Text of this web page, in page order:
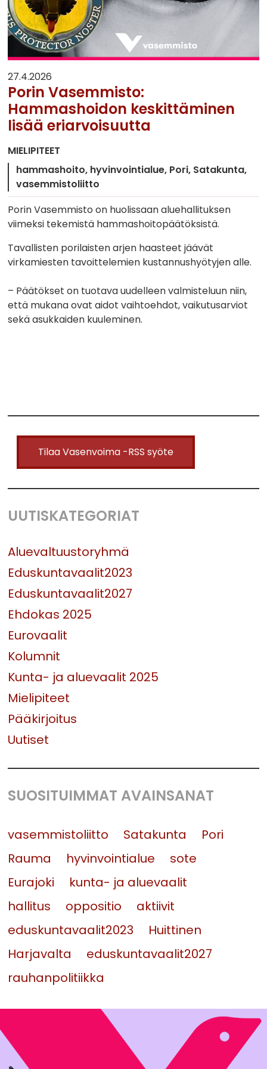
27.4.2026
Porin Vasemmisto:
Hammashoidon keskittäminen
lisää eriarvoisuutta
MIELIPITEET
hammashoito hyvinvointialue Pori Satakunta
vasemmistoliitto
Porin Vasemmisto on huolissaan aluehallituksen
viimeksi tekemistä hammashoitopäätöksistä.
Tavallisten porilaisten arjen haasteet jäävät
virkamiesten tavoittelemien kustannushyötyjen alle.
– Päätökset on tuotava uudelleen valmisteluun niin,
että mukana ovat aidot vaihtoehdot, vaikutusarviot
sekä asukkaiden kuuleminen.
Tilaa Vasenvoima -RSS syöte
UUTISKATEGORIAT
Aluevaltuustoryhmä
Eduskuntavaalit2023
Eduskuntavaalit2027
Ehdokas 2025
Eurovaalit
Kolumnit
Kunta- ja aluevaalit 2025
Mielipiteet
Pääkirjoitus
Uutiset
SUOSITUIMMAT AVAINSANAT
vasemmistoliitto Satakunta
Pori
Rauma
hyvinvointialue
sote
Eurajoki
kunta- ja aluevaalit
hallitus
oppositio
aktiivit
eduskuntavaalit2023
Huittinen
Harjavalta
eduskuntavaalit2027
rauhanpolitiikka